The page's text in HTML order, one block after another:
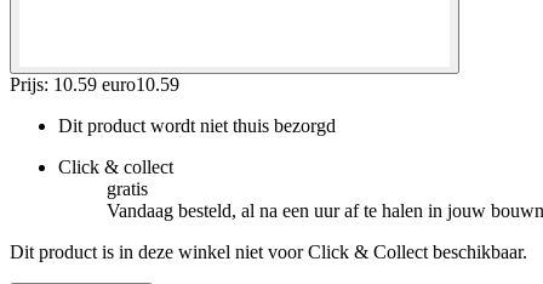
Prijs: 10.59 euro10.59
Dit product wordt niet thuis bezorgd
Click & collect
gratis
Vandaag besteld, al na een uur af te halen in jouw
Dit product is in deze winkel niet voor Click & Collect beschikbaar.